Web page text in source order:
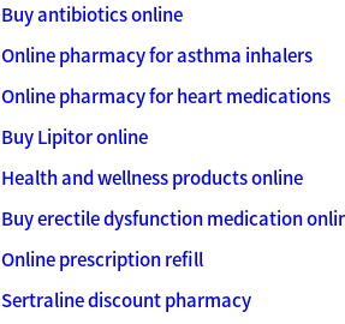
Buy antibiotics online
Online pharmacy for asthma inhalers
Online pharmacy for heart medications
Buy Lipitor online
Health and wellness products online
Buy erectile dysfunction medication
Online prescription refill
Sertraline discount pharmacy